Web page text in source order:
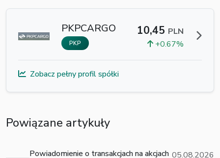
PKPCARGO
PKP
10,45 PLN
+0.67%
Zobacz pełny profil spółki
Powiązane artykuły
Powiadomienie o transakcjach na akcjach 05.08.2026